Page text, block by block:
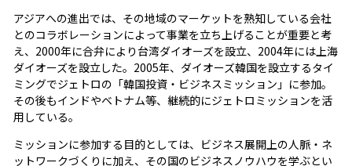
アジアへの進出では、その地域のマーケットを熟知している会社
とのコラボレーションによって事業を立ち上げることが重要と考
え、2000年に合弁により台湾ダイオーズを設立、2004年には上海
ダイオーズを設立した。2005年、ダイオーズ韓国を設立するタイ
ミングでジェトロの「韓国投資・ビジネスミッション」に参加。
その後もインドやベトナム等、継続的にジェトロミッションを活
用している。
ミッションに参加する目的としては、ビジネス展開上の人脈・ネ
ットワークづくりに加え、その国のビジネスノウハウを学ぶとい